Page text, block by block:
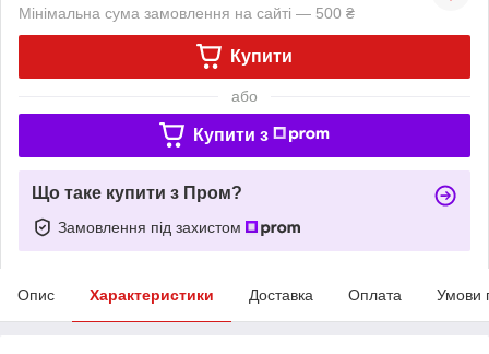
Мінімальна сума замовлення на сайті — 500 ₴
Купити
або
Купити з
Що таке купити з Пром?
Замовлення під захистом
Опис Характеристики Доставка Оплата Умови